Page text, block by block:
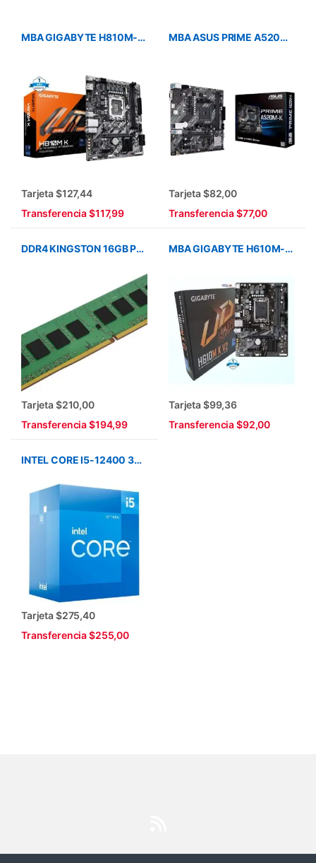
MBA GIGABYTE H810M-K INTEL ULTRA DDR5 LGA 1851
Tarjeta $127,44
Transferencia $117,99
MBA ASUS PRIME A520M-K AMD4 RYZEN DDR4 HDMI 2DA
Tarjeta $82,00
Transferencia $77,00
DDR4 KINGSTON 16GB PC-3200
Tarjeta $210,00
Transferencia $194,99
MBA GIGABYTE H610M-K V2 DDR5 12/13/14AVA LGA 1700
Tarjeta $99,36
Transferencia $92,00
INTEL CORE I5-12400 3GHZ LGA1700 25MB
Tarjeta $275,40
Transferencia $255,00